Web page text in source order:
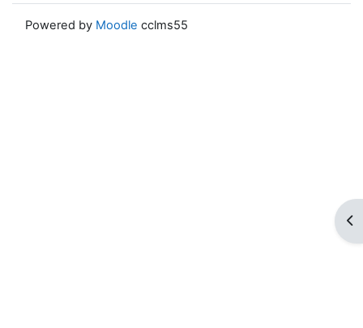
ブ
Powered by Moodle cclms55